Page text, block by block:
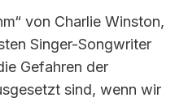
von Charlie Winston,
Singer-Songwriter
Gefahren der
sind, wenn wir